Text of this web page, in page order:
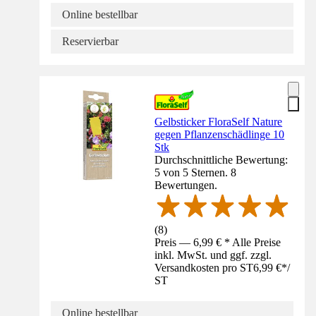
Online bestellbar
Reservierbar
Gelbsticker FloraSelf Nature
gegen Pflanzenschädlinge 10
Stk
Durchschnittliche Bewertung:
5 von 5 Sternen. 8
Bewertungen.
(8)
Preis — 6,99 € * Alle Preise
inkl. MwSt. und ggf. zzgl.
Versandkosten pro ST6,99 €*/
ST
Online bestellbar